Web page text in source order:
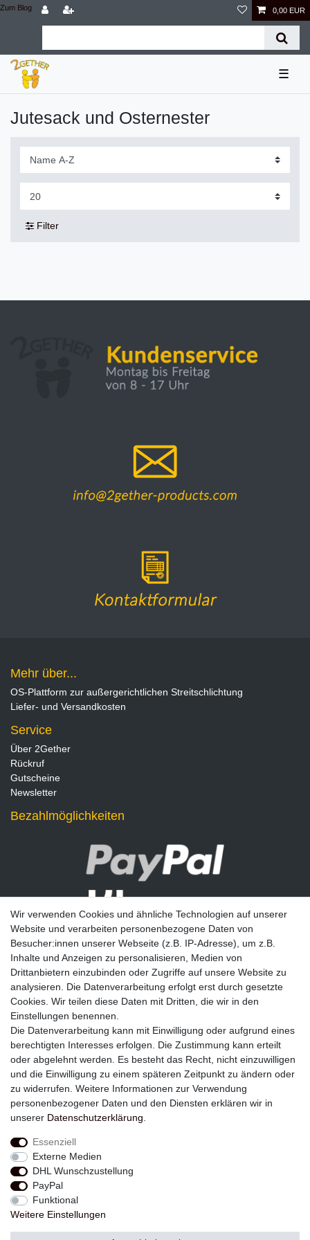
Zum Blog 0,00 EUR
☰
Jutesack und Osternester
Filter
Mehr über...
OS-Plattform zur außergerichtlichen Streitschlichtung
Liefer- und Versandkosten
Service
Über 2Gether
Rückruf
Gutscheine
Newsletter
Bezahlmöglichkeiten
Newsletter
E-MAIL **
Hiermit bestätige ich, dass ich dieDaten­schutz­erklärung
gelesen habe. Meine
Einwilligung kann ich jederzeit widerrufen.**
Abonnieren
Widerrufs­recht
Daten­schutz­erklärung
Wir verwenden Cookies und ähnliche Technologien auf unserer
Website und verarbeiten personenbezogene Daten von
Besucher:innen unserer Webseite (z.B. IP-Adresse), um z.B.
Inhalte und Anzeigen zu personalisieren, Medien von
Drittanbietern einzubinden oder Zugriffe auf unsere Website zu
analysieren. Die Datenverarbeitung erfolgt erst durch gesetzte
Cookies. Wir teilen diese Daten mit Dritten, die wir in den
Einstellungen benennen.
Die Datenverarbeitung kann mit Einwilligung oder aufgrund eines
berechtigten Interesses erfolgen. Die Zustimmung kann erteilt
oder abgelehnt werden. Es besteht das Recht, nicht einzuwilligen
und die Einwilligung zu einem späteren Zeitpunkt zu ändern oder
zu widerrufen. Weitere Informationen zur Verwendung
personenbezogener Daten und den Diensten erklären wir in
unserer Daten­schutz­erklärung
Essenziell
Externe Medien
DHL Wunschzustellung
PayPal
Funktional
Weitere Einstellungen